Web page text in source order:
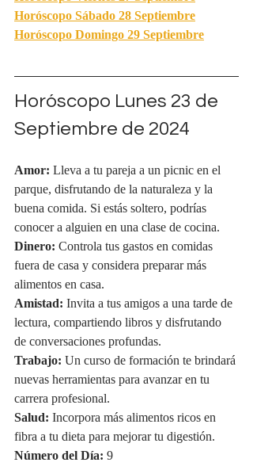
Horóscopo Sábado 28 Septiembre
Horóscopo Domingo 29 Septiembre
Horóscopo Lunes 23 de
Septiembre de 2024
Amor: Lleva a tu pareja a un picnic en el
parque, disfrutando de la naturaleza y la
buena comida. Si estás soltero, podrías
conocer a alguien en una clase de cocina.
Dinero: Controla tus gastos en comidas
fuera de casa y considera preparar más
alimentos en casa.
Amistad: Invita a tus amigos a una tarde de
lectura, compartiendo libros y disfrutando
de conversaciones profundas.
Trabajo: Un curso de formación te brindará
nuevas herramientas para avanzar en tu
carrera profesional.
Salud: Incorpora más alimentos ricos en
fibra a tu dieta para mejorar tu digestión.
Número del Día: 9